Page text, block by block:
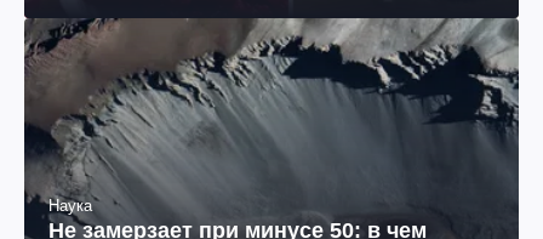
Наука
Не замерзает при минусе 50: в чем